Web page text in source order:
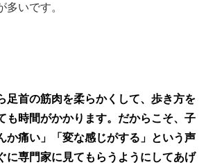
多いです。
足首の筋肉を柔らかくして、歩き方を
も時間がかかります。だからこそ、子
か痛い」「変な感じがする」という声
に専門家に見てもらうようにしてあげ